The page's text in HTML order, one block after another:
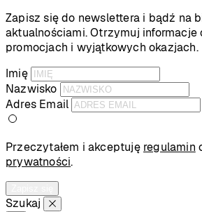
Zapisz się do newslettera i bądź na
aktualnościami. Otrzymuj informacje
promocjach i wyjątkowych okazjach.
Imię
Nazwisko
Adres Email
Przeczytałem i akceptuję regulamin
prywatności.
Szukaj